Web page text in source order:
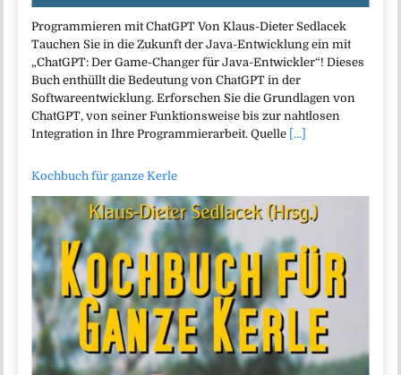
Programmieren mit ChatGPT Von Klaus-Dieter Sedlacek
Tauchen Sie in die Zukunft der Java-Entwicklung ein mit
„ChatGPT: Der Game-Changer für Java-Entwickler“! Dieses
Buch enthüllt die Bedeutung von ChatGPT in der
Softwareentwicklung. Erforschen Sie die Grundlagen von
ChatGPT, von seiner Funktionsweise bis zur nahtlosen
Integration in Ihre Programmierarbeit. Quelle [...]
Kochbuch für ganze Kerle